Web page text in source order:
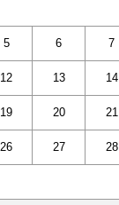
5 6 7
12 13 14
19 20 21
26 27 28